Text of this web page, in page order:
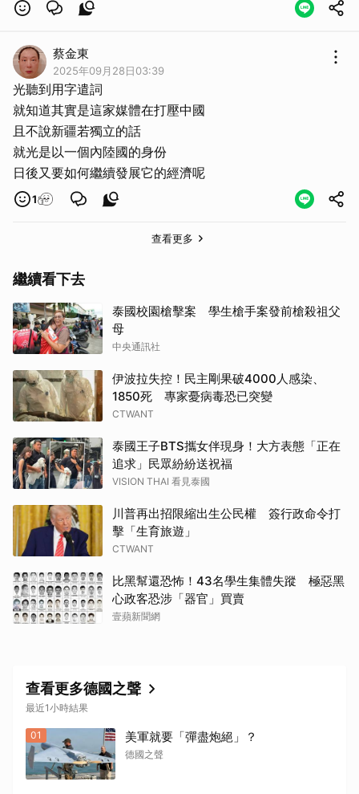
蔡金東
2025年09月28日03:39
光聽到用字遣詞
就知道其實是這家媒體在打壓中國
且不說新疆若獨立的話
就光是以一個內陸國的身份
日後又要如何繼續發展它的經濟呢
1
查看更多
繼續看下去
泰國校園槍擊案 學生槍手案發前槍殺祖父
母
中央通訊社
伊波拉失控！民主剛果破4000人感染、
1850死 專家憂病毒恐已突變
CTWANT
泰國王子BTS攜女伴現身！大方表態「正在
追求」民眾紛紛送祝福
VISION THAI 看見泰國
川普再出招限縮出生公民權 簽行政命令打
擊「生育旅遊」
CTWANT
比黑幫還恐怖！43名學生集體失蹤 極惡黑
心政客恐涉「器官」買賣
壹蘋新聞網
查看更多德國之聲
最近1小時結果
01 美軍就要「彈盡炮絕」？
德國之聲